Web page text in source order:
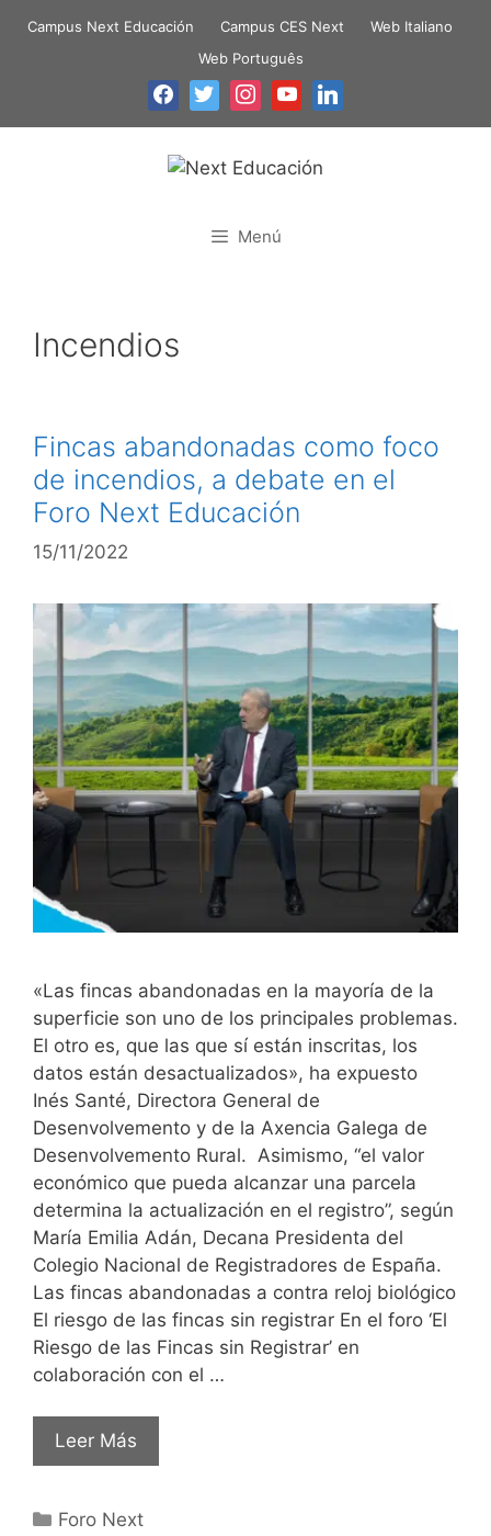
Campus Next Educación Campus CES Next
Web Italiano
Web Português
Menú
Incendios
Fincas abandonadas como foco
de incendios, a debate en el
Foro Next Educación
15/11/2022
«Las fincas abandonadas en la mayoría de la
superficie son uno de los principales problemas.
El otro es, que las que sí están inscritas, los
datos están desactualizados», ha expuesto
Inés Santé, Directora General de
Desenvolvemento y de la Axencia Galega de
Desenvolvemento Rural. Asimismo, “el valor
económico que pueda alcanzar una parcela
determina la actualización en el registro”, según
María Emilia Adán, Decana Presidenta del
Colegio Nacional de Registradores de España.
Las fincas abandonadas a contra reloj biológico
El riesgo de las fincas sin registrar En el foro ‘El
Riesgo de las Fincas sin Registrar’ en
colaboración con el …
Leer Más
Foro Next